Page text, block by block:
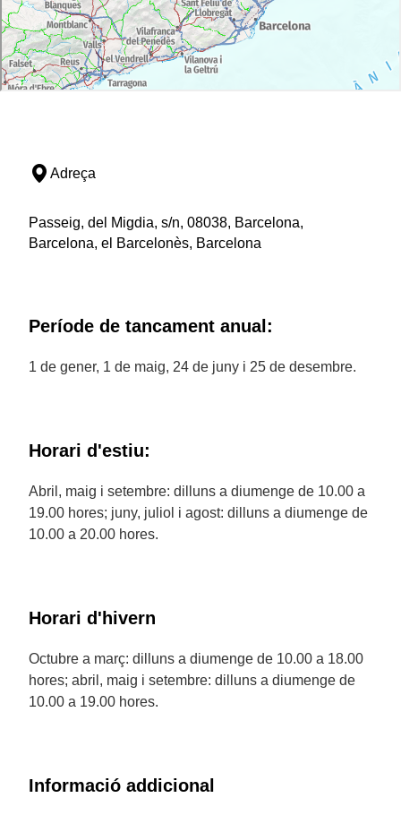
Adreça
Passeig, del Migdia, s/n, 08038, Barcelona,
Barcelona, el Barcelonès, Barcelona
Període de tancament anual:
1 de gener, 1 de maig, 24 de juny i 25 de desembre.
Horari d'estiu:
Abril, maig i setembre: dilluns a diumenge de 10.00 a
19.00 hores; juny, juliol i agost: dilluns a diumenge de
10.00 a 20.00 hores.
Horari d'hivern
Octubre a març: dilluns a diumenge de 10.00 a 18.00
hores; abril, maig i setembre: dilluns a diumenge de
10.00 a 19.00 hores.
Informació addicional